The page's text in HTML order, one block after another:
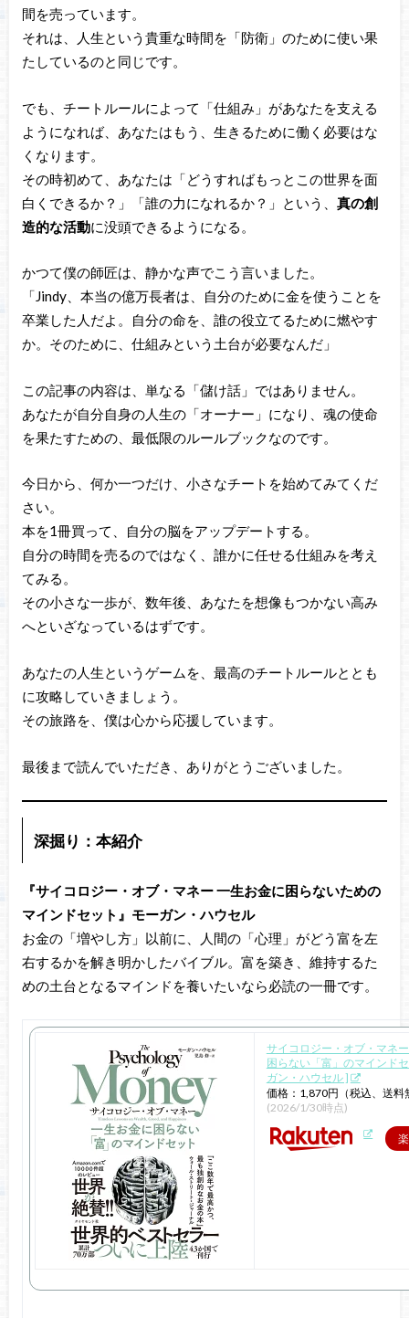
間を売っています。
それは、人生という貴重な時間を「防衛」のために使い果
たしているのと同じです。
でも、チートルールによって「仕組み」があなたを支える
ようになれば、あなたはもう、生きるために働く必要はな
くなります。
その時初めて、あなたは「どうすればもっとこの世界を面
白くできるか？」「誰の力になれるか？」という、 真の創
造的な活動に没頭できるようになる。
かつて僕の師匠は、静かな声でこう言いました。
「Jindy、本当の億万長者は、自分のために金を使うことを
卒業した人だよ。自分の命を、誰の役立てるために燃やす
か。そのために、仕組みという土台が必要なんだ」
この記事の内容は、単なる「儲け話」ではありません。
あなたが自分自身の人生の「オーナー」になり、魂の使命
を果たすための、最低限のルールブックなのです。
今日から、何か一つだけ、小さなチートを始めてみてくだ
さい。
本を1冊買って、自分の脳をアップデートする。
自分の時間を売るのではなく、誰かに任せる仕組みを考え
てみる。
その小さな一歩が、数年後、あなたを想像もつかない高み
へといざなっているはずです。
あなたの人生というゲームを、最高のチートルールととも
に攻略していきましょう。
その旅路を、僕は心から応援しています。
最後まで読んでいただき、ありがとうございました。
深掘り：本紹介
『サイコロジー・オブ・マネー 一生お金に困らないための
マインドセット』モーガン・ハウセル
お金の「増やし方」以前に、人間の「心理」がどう富を左
右するかを解き明かしたバイブル。富を築き、維持するた
めの土台となるマインドを養いたいなら必読の一冊です。
サイコロジー・オブ・マネ
困らない「富」のマインド
ガン・ハウセル ]
価格：1,870円（税込、送料
(2026/1/30時点)